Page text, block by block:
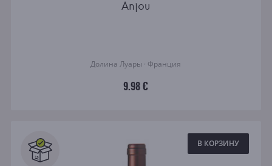
Anjou
Долина Луары · Франция
9.98 €
В КОРЗИНУ